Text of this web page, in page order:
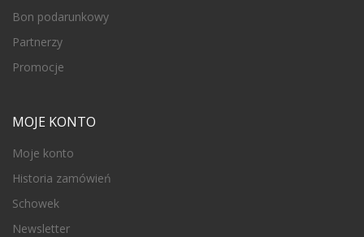
Bon podarunkowy
Partnerzy
Promocje
MOJE KONTO
Moje konto
Historia zamówień
Schowek
Newsletter